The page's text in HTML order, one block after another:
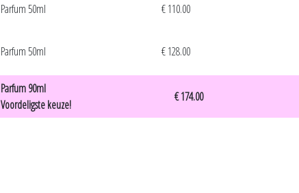
Parfum 50ml € 110.00
Parfum 50ml € 128.00
Parfum 90ml
Voordeligste keuze!
€ 174.00